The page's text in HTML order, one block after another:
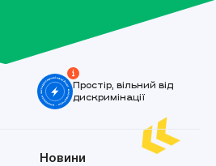
Новини
Простір, вільний від
дискримінації